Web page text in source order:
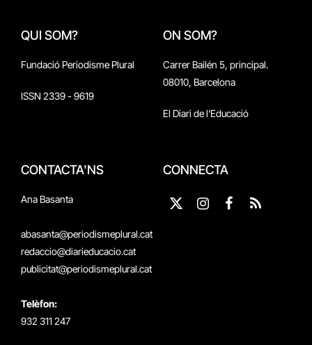
QUI SOM?
Fundació Periodisme Plural
ISSN 2339 - 9619
ON SOM?
Carrer Bailén 5, principal.
08010, Barcelona
El Diari de l'Educació
CONTACTA'NS
Ana Basanta
abasanta@periodismeplural.cat
redaccio@diarieducacio.cat
publicitat@periodismeplural.cat
Telèfon:
932 311 247
CONNECTA
X
Instagram
Facebook
RSS